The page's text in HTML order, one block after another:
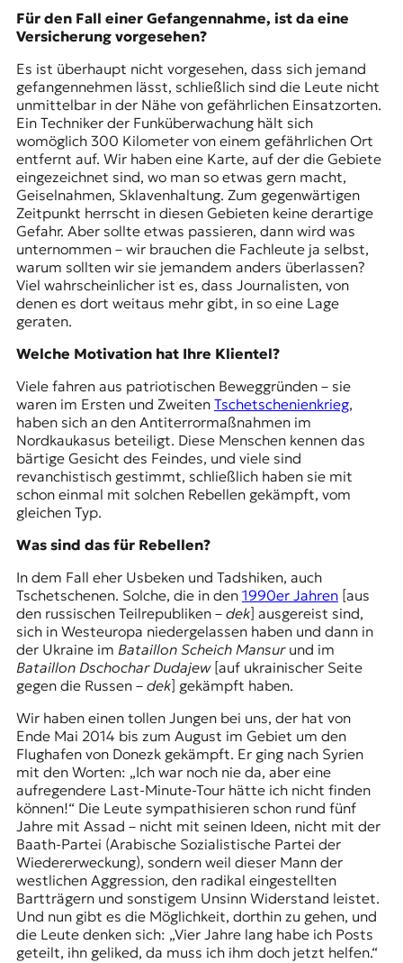
Für den Fall einer Gefangennahme, ist da eine
Versicherung vorgesehen?
Es ist überhaupt nicht vorgesehen, dass sich jemand
gefangennehmen lässt, schließlich sind die Leute nicht
unmittelbar in der Nähe von gefährlichen Einsatzorten.
Ein Techniker der Funküberwachung hält sich
womöglich 300 Kilometer von einem gefährlichen Ort
entfernt auf. Wir haben eine Karte, auf der die Gebiete
eingezeichnet sind, wo man so etwas gern macht,
Geiselnahmen, Sklavenhaltung. Zum gegenwärtigen
Zeitpunkt herrscht in diesen Gebieten keine derartige
Gefahr. Aber sollte etwas passieren, dann wird was
unternommen – wir brauchen die Fachleute ja selbst,
warum sollten wir sie jemandem anders überlassen?
Viel wahrscheinlicher ist es, dass Journalisten, von
denen es dort weitaus mehr gibt, in so eine Lage
geraten.
Welche Motivation hat Ihre Klientel?
Viele fahren aus patriotischen Beweggründen – sie
waren im Ersten und Zweiten Tschetschenienkrieg,
haben sich an den Antiterrormaßnahmen im
Nordkaukasus beteiligt. Diese Menschen kennen das
bärtige Gesicht des Feindes, und viele sind
revanchistisch gestimmt, schließlich haben sie mit
schon einmal mit solchen Rebellen gekämpft, vom
gleichen Typ.
Was sind das für Rebellen?
In dem Fall eher Usbeken und Tadshiken, auch
Tschetschenen. Solche, die in den 1990er Jahren[aus
den russischen Teilrepubliken – dek] ausgereist sind,
sich in Westeuropa niedergelassen haben und dann in
der Ukraine im Bataillon Scheich Mansurund im
Bataillon Dschochar Dudajew[auf ukrainischer Seite
gegen die Russen – dek] gekämpft haben.
Wir haben einen tollen Jungen bei uns, der hat von
Ende Mai 2014 bis zum August im Gebiet um den
Flughafen von Donezk gekämpft. Er ging nach Syrien
mit den Worten: „Ich war noch nie da, aber eine
aufregendere Last-Minute-Tour hätte ich nicht finden
können!“ Die Leute sympathisieren schon rund fünf
Jahre mit Assad – nicht mit seinen Ideen, nicht mit der
Baath-Partei (Arabische Sozialistische Partei der
Wiedererweckung), sondern weil dieser Mann der
westlichen Aggression, den radikal eingestellten
Bartträgern und sonstigem Unsinn Widerstand leistet.
Und nun gibt es die Möglichkeit, dorthin zu gehen, und
die Leute denken sich: „Vier Jahre lang habe ich Posts
geteilt, ihn geliked, da muss ich ihm doch jetzt helfen.“